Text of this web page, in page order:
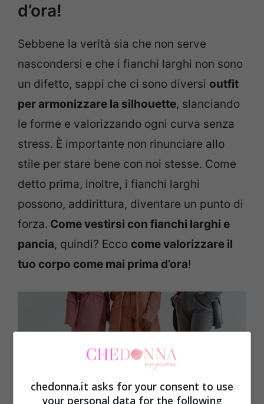
d’ora!
Sebbene la verità sia che non serve
nascondersi e che i fianchi larghi non sono
un difetto, sappi che ci sono diversi outfit
per armonizzare la silhouette, slanciando
le forme e valorizzando ogni curva senza
stress. È importante non rinunciare allo
stile per stare bene con noi stesse. Come
detto prima, inoltre, i fianchi larghi
possono, addirittura, diventare un punto di
forza. Come vestirsi con fianchi larghi e
pancia, quindi? Ecco come valorizzare il
tuo corpo come mai prima d’ora!
chedonna.it asks for your consent to use
your personal data for the following